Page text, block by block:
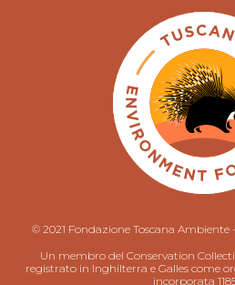
© 2021 Fondazione Toscana Ambiente
Un membro del Conservation
registrato in Inghilterra e Galles come
incorporata